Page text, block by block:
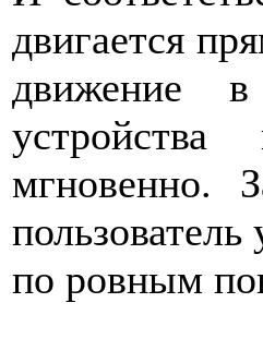
двигается
движение
мгновенно.
по ровным